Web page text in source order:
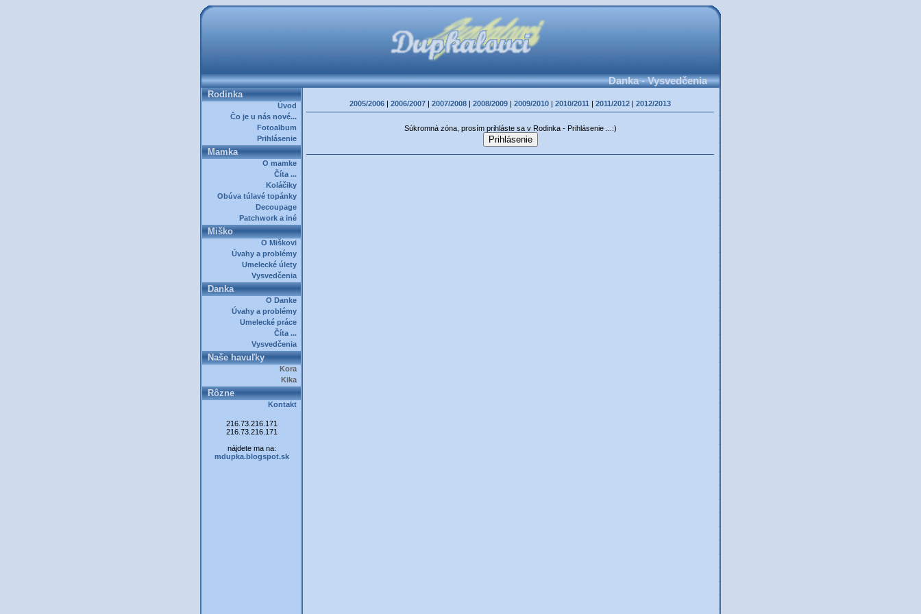
Danka - Vysvedčenia
Rodinka
Úvod
Čo je u nás nové...
Fotoalbum
Prihlásenie
Mamka
O mamke
Číta ...
Koláčiky
Obúva túlavé topánky
Decoupage
Patchwork a iné
Miško
O Miškovi
Úvahy a problémy
Umelecké úlety
Vysvedčenia
Danka
O Danke
Úvahy a problémy
Umelecké práce
Číta ...
Vysvedčenia
Naše havuľky
Kora
Kika
Rôzne
Kontakt
216.73.216.171
216.73.216.171
nájdete ma na:
mdupka.blogspot.sk
2005/2006 | 2006/2007 | 2007/2008 | 2008/2009 | 2009/2010 | 2010/2011 | 2011/2012 | 2012/2013
Súkromná zóna, prosím prihláste sa v Rodinka - Prihlásenie ...:)